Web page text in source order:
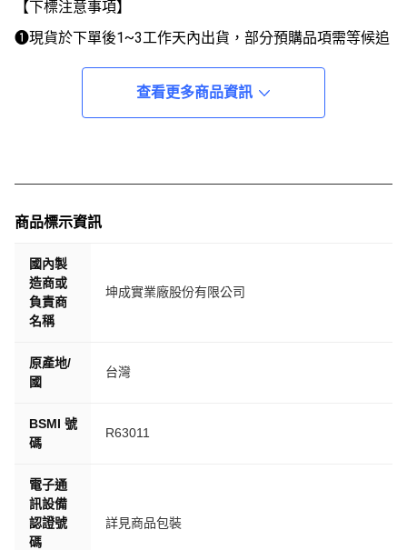
【下標注意事項】
❶現貨於下單後1~3工作天內出貨，部分預購品項需等候追
❷超商取貨有材積限制，一筆訂單一次最多一頂，二頂以上
請自行分開下單。
戴結果為準。
❻七天鑑賞期以收件日起計算，收到商品有任何問題請於鑑
賞期內與客服聯繫，勿點選完成訂單、勿以評價溝通。
❼配件、零件類型品項可能會有版本差異，請確認型號、版
本再訂購。
➑完美主義者、有特殊需求、要求商品與想像中一模一樣
發票皆由光貿電子發票加值中心開立，若要查詢訂單發票請
查看更多商品資訊
商品標示資訊
國內製
造商或
負責商
名稱
坤成實業廠股份有限公司
原產地/
國
台灣
BSMI 號
碼
R63011
電子通
訊設備
認證號
碼
詳見商品包裝